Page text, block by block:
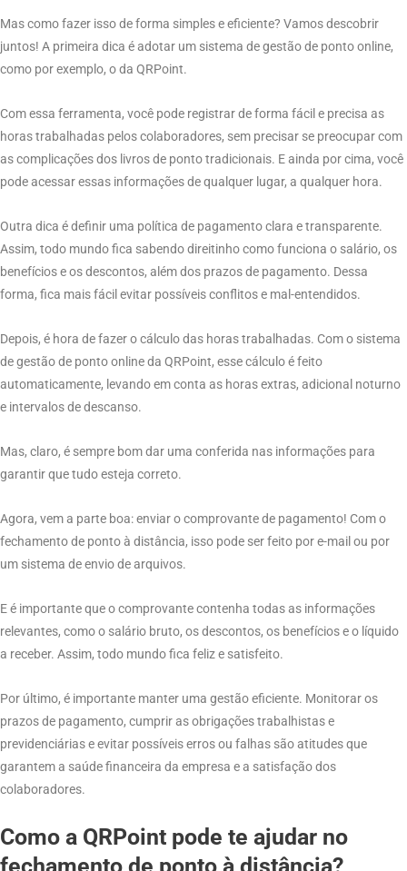
Mas como fazer isso de forma simples e eficiente? Vamos descobrir
juntos! A primeira dica é adotar um sistema de gestão de ponto online,
como por exemplo, o da QRPoint.
Com essa ferramenta, você pode registrar de forma fácil e precisa as
horas trabalhadas pelos colaboradores, sem precisar se preocupar com
as complicações dos livros de ponto tradicionais. E ainda por cima, você
pode acessar essas informações de qualquer lugar, a qualquer hora.
Outra dica é definir uma política de pagamento clara e transparente.
Assim, todo mundo fica sabendo direitinho como funciona o salário, os
benefícios e os descontos, além dos prazos de pagamento. Dessa
forma, fica mais fácil evitar possíveis conflitos e mal-entendidos.
Depois, é hora de fazer o cálculo das horas trabalhadas. Com o sistema
de gestão de ponto online da QRPoint, esse cálculo é feito
automaticamente, levando em conta as horas extras, adicional noturno
e intervalos de descanso.
Mas, claro, é sempre bom dar uma conferida nas informações para
garantir que tudo esteja correto.
Agora, vem a parte boa: enviar o comprovante de pagamento! Com o
fechamento de ponto à distância, isso pode ser feito por e-mail ou por
um sistema de envio de arquivos.
E é importante que o comprovante contenha todas as informações
relevantes, como o salário bruto, os descontos, os benefícios e o líquido
a receber. Assim, todo mundo fica feliz e satisfeito.
Por último, é importante manter uma gestão eficiente. Monitorar os
prazos de pagamento, cumprir as obrigações trabalhistas e
previdenciárias e evitar possíveis erros ou falhas são atitudes que
garantem a saúde financeira da empresa e a satisfação dos
colaboradores.
Como a QRPoint pode te ajudar no
fechamento de ponto à distância?